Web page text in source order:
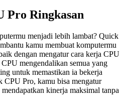
Pro Ringkasan
menjadi lebih lambat? Quick
kamu membuat komputermu
dengan mengatur cara kerja CPU
mengendalikan semua yang
untuk memastikan ia bekerja
CPU Pro, kamu bisa mengatur
kinerja maksimal tanpa